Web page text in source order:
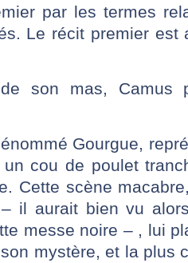
par les termes
Le récit premier est
son mas, Camus
Gourgue,
cou de poulet
Cette scène
il aurait bien vu
messe noire – , lui
mystère, et la plus